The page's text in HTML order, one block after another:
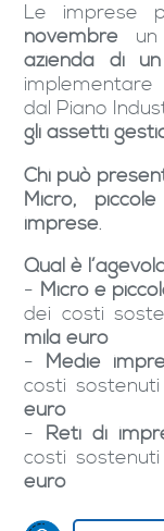
Le imprese
novembre un
azienda di
implementare
dal Piano
gli assetti
Chi può
Micro,
imprese.
Qual è
- Micro e
dei costi
mila euro
- Medie
costi
euro
- Reti di
costi
euro